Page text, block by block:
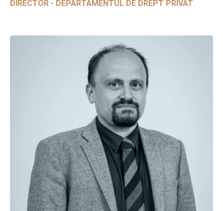
DIRECTOR - DEPARTAMENTUL DE DREPT PRIVAT